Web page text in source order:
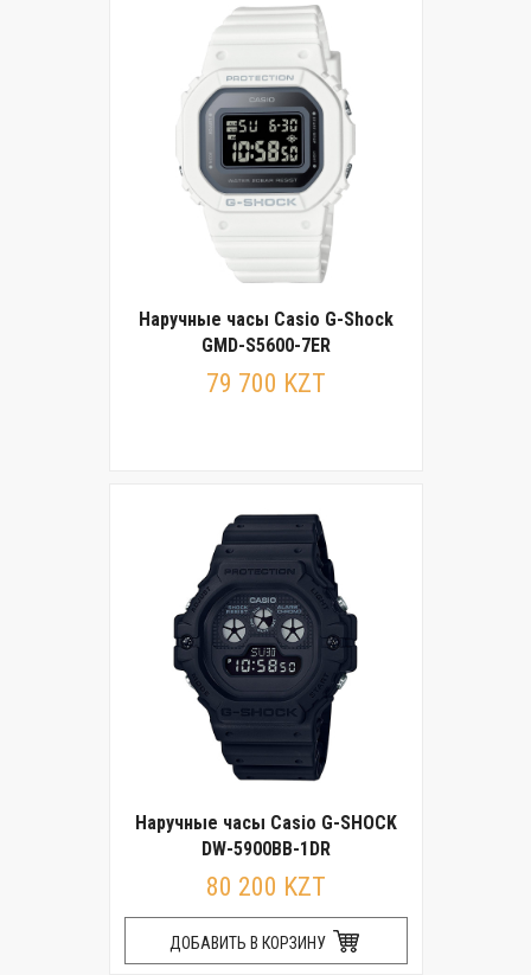
Наручные часы Casio G-Shock
GMD-S5600-7ER
79 700 KZT
Наручные часы Casio G-SHOCK
DW-5900BB-1DR
80 200 KZT
ДОБАВИТЬ В КОРЗИНУ